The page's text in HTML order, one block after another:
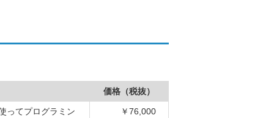
価格（税抜）
ってプログラミン
￥76,000